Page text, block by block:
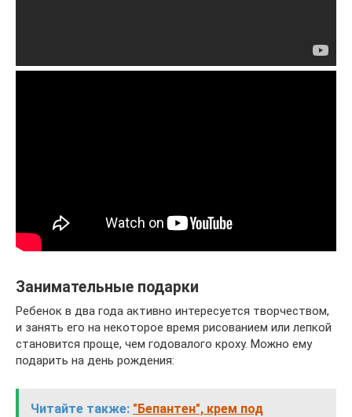
Занимательные подарки
Ребенок в два года активно интересуется творчеством,
и занять его на некоторое время рисованием или лепкой
становится проще, чем годовалого кроху. Можно ему
подарить на день рождения:
Читайте также: "Бепантен", крем под